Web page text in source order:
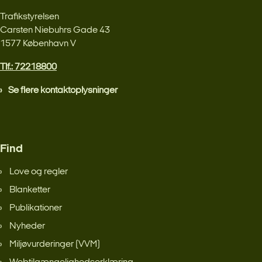
Trafikstyrelsen
Carsten Niebuhrs Gade 43
1577 København V
Tlf.: 72218800
Se flere kontaktoplysninger
Find
Love og regler
Blanketter
Publikationer
Nyheder
Miljøvurderinger (VVM)